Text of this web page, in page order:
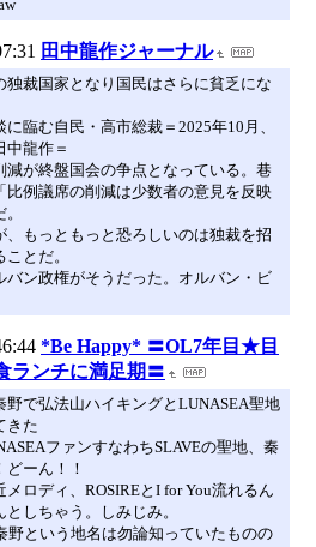
田中龍作ジャーナル
独裁国家となり国民はさらに貧乏にな
臨む自民・高市総裁＝2025年10月、
龍作＝
減が終盤国会の争点となっている。巷
比例議席の削減は少数者の意見を反映
、もっともっと恐ろしいのは独裁を招
とだ。
バン政権がそうだった。オルバン・ビ
*Be Happy* 〓OL7年目★目
ランチに満足期〓
野で弘法山ハイキングとLUNASEA聖地
きた
ファンすなわちSLAVEの聖地、秦
ーん！！
ロディ、ROSIREとI for You流れるん
しちゃう。しみじみ。
野という地名は勿論知っていたものの